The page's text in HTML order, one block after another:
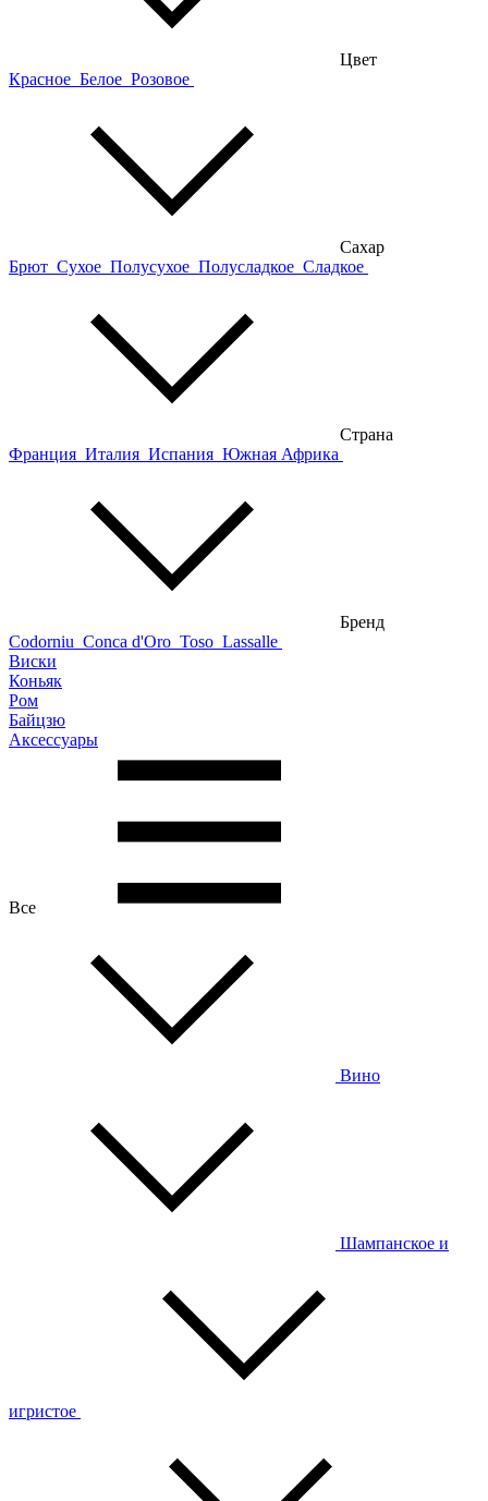
Цвет
Красное Белое Розовое
Сахар
Брют Сухое Полусухое Полусладкое Сладкое
Страна
Франция Италия Испания Южная Африка
Бренд
Codorniu Conca d'Oro Toso Lassalle
Виски
Коньяк
Ром
Байцзю
Аксессуары
Все
Вино
Шампанское и
игристое